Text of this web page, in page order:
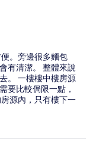
。旁邊很多麵包
有清潔。 整體來說
。 一樓樓中樓房源
要比較侷限一點，
源內，只有樓下一